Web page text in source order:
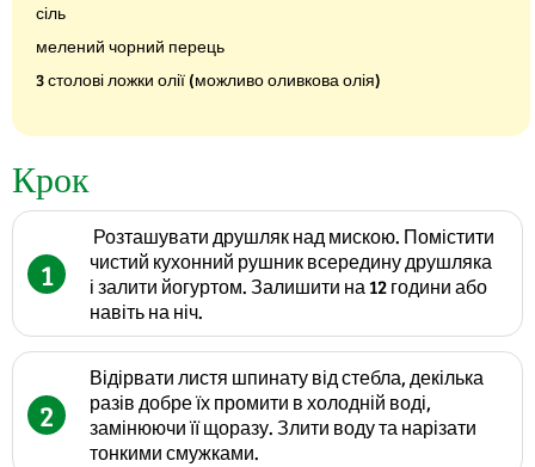
сіль
мелений чорний перець
3 столові ложки олії (можливо оливкова олія)
Крок
1
Розташувати друшляк над мискою. Помістити
чистий кухонний рушник всередину друшляка
і залити йогуртом. Залишити на 12 години або
навіть на ніч.
2
Відірвати листя шпинату від стебла, декілька
разів добре їх промити в холодній воді,
замінюючи її щоразу. Злити воду та нарізати
тонкими смужками.